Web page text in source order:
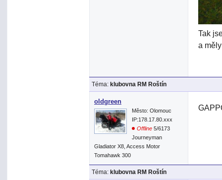
Tak
a
Téma: klubovna RM Roštín
oldgreen
Město: Olomouc
IP:178.17.80.xxx
Offline 5/6173
Journeyman
Gladiator X8, Access Motor
Tomahawk 300
Téma: klubovna RM Roštín